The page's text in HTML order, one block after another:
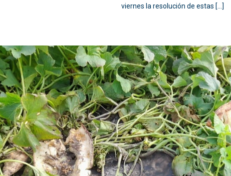
viernes la resolución de estas […]